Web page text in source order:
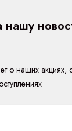
нашу
о наших акциях,